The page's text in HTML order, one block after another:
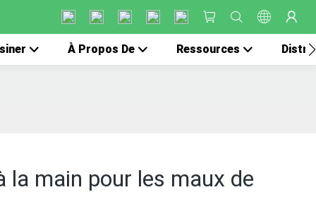
À Propos De Ressources
main pour les maux de